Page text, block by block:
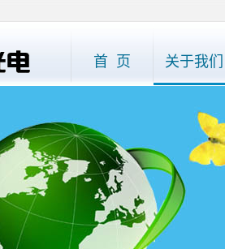
首 页 关于我们